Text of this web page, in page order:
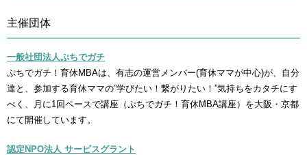
主催団体
一般社団法人ぷちでガチ
ぷちでガチ！育休MBAは、有志の運営メンバー(育休ママが中心)が、自分
達と、参加する育休ママの”学びたい！繋がりたい！”気持ちをカタチにす
べく、月に1回ペースで講座（ぷちでガチ！育休MBA講座）を大阪・京都
にて開催しています。
認定NPO法人 サービスグラント